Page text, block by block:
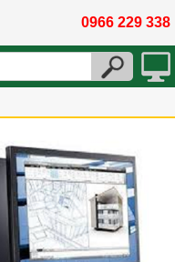
0966 229 338